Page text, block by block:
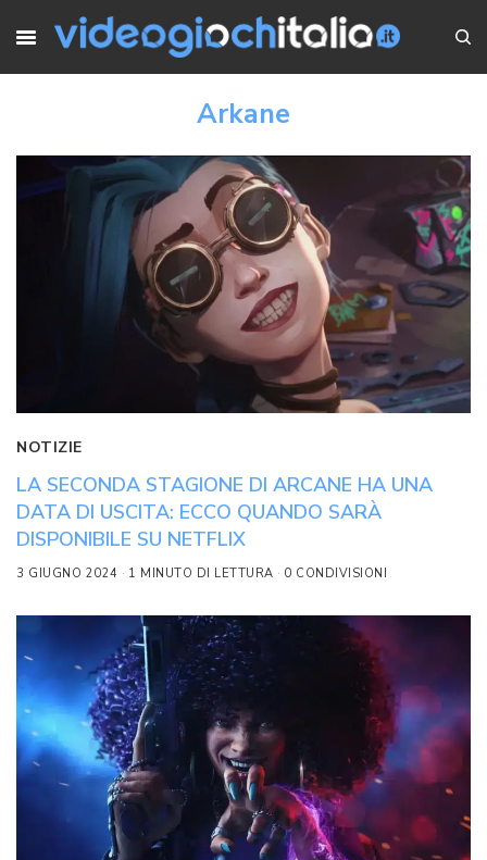
Arkane
NOTIZIE
LA SECONDA STAGIONE DI ARCANE HA UNA
DATA DI USCITA: ECCO QUANDO SARÀ
DISPONIBILE SU NETFLIX
3 GIUGNO 2024 1 MINUTO DI LETTURA 0 CONDIVISIONI